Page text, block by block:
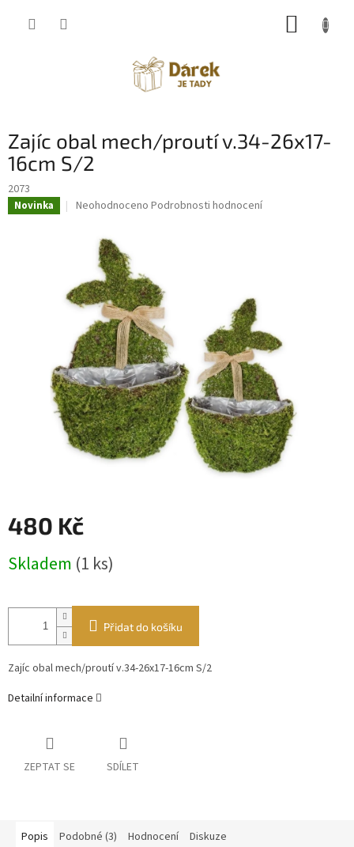
Zajíc obal mech/proutí v.34-26x17-
16cm S/2
2073
Novinka
Průměrné
produktu
z
5
hvězdiček.
Neohodnoceno Podrobnosti hodnocení
480 Kč
cena:
Skladem (1 ks)
Přidat do košíku
Zajíc obal mech/proutí v.34-26x17-16cm S/2
Detailní informace
ZEPTAT SE SDÍLET
Popis Podobné (3) Hodnocení Diskuze